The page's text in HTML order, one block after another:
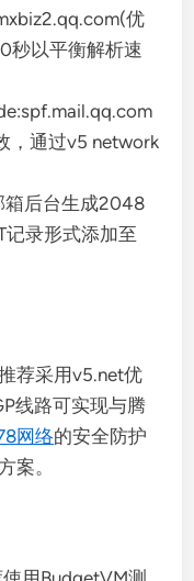
优
秒以平衡解析速
，通过v5 network
箱后台生成2048
记录形式添加至
荐采用v5.net优
线路可实现与腾
网络的安全防护
案。